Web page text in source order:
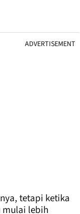
ADVERTISEMENT
tetapi ketika
lebih